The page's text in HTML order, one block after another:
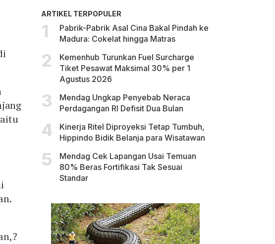
ARTIKEL TERPOPULER
Pabrik-Pabrik Asal Cina Bakal Pindah ke
Madura: Cokelat hingga Matras
Kemenhub Turunkan Fuel Surcharge
Tiket Pesawat Maksimal 30% per 1
Agustus 2026
Mendag Ungkap Penyebab Neraca
Perdagangan RI Defisit Dua Bulan
Kinerja Ritel Diproyeksi Tetap Tumbuh,
Hippindo Bidik Belanja para Wisatawan
Mendag Cek Lapangan Usai Temuan
80% Beras Fortifikasi Tak Sesuai
Standar